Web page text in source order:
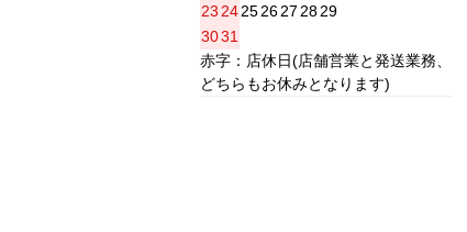
23 24252627 2829
3031
赤字：店休日(店舗営業と発送業務、
どちらもお休みとなります)